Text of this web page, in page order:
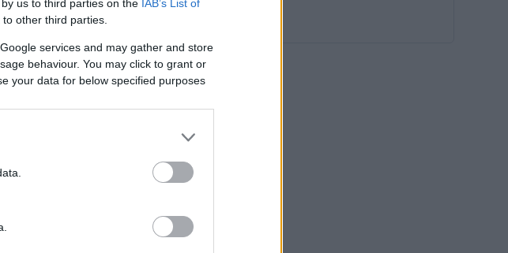
us to third parties on the IAB’s List of
other third parties.
services and may gather and store
behaviour. You may click to grant or
your data for below specified purposes